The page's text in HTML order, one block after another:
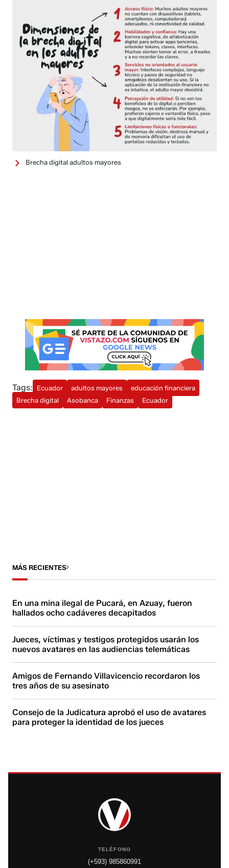
Brecha digital adultos mayores
Tags: Ecuador adultos mayores
educación financiera
Brecha digital
Asobanca Finanzas Ecuador
MÁS RECIENTES
En una mina ilegal de Pucará, en Azuay, fueron
hallados ocho cadáveres decapitados
Jueces, víctimas y testigos protegidos usarán los
nuevos avatares en las audiencias telemáticas
Amigos de Fernando Villavicencio recordaron los
tres años de su asesinato
Consejo de la Judicatura aprobó el uso de avatares
para proteger la identidad de los jueces
TELÉFONO
(+593) 985860991